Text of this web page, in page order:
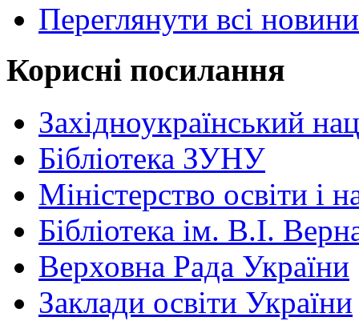
Переглянути всі новини
Корисні посилання
Західноукраїнський
Бібліотека ЗУНУ
Міністерство освіти і
Бібліотека ім. В.І.
Верховна Рада України
Заклади освіти України